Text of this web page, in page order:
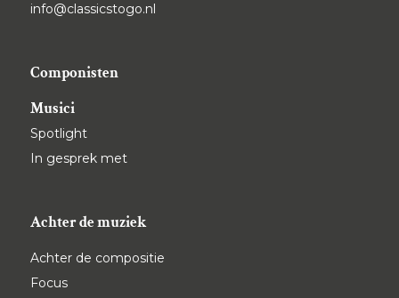
info@classicstogo.nl
Componisten
Musici
Spotlight
In gesprek met
Achter de muziek
Achter de compositie
Focus